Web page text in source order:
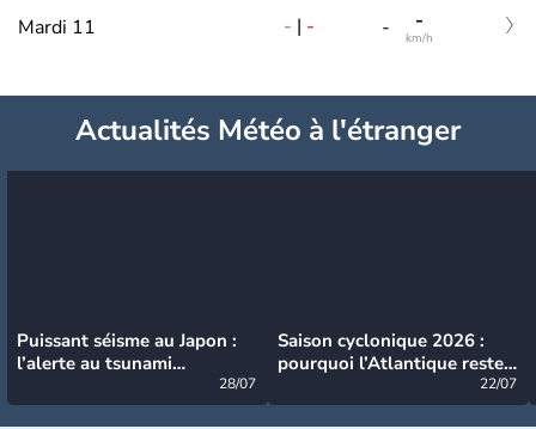
Mardi 11 - | - - -
km/h
Actualités Météo à l'étranger
Puissant séisme au Japon :
l’alerte au tsunami
28/07
Saison cyclonique 2026 :
pourquoi l’Atlantique reste
22/07